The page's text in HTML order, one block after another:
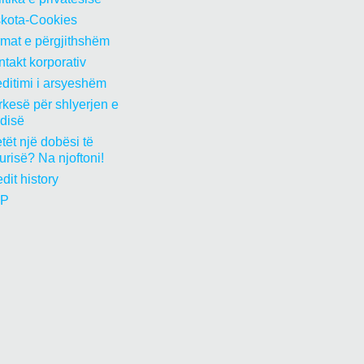
Cookies
e përgjithshëm
korporativ
i arsyeshëm
për shlyerjen e
një dobësi të
Na njoftoni!
history